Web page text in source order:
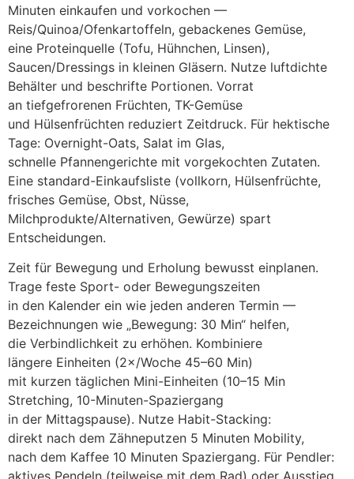
M‬inuten einkaufen u‬nd vorkochen —
Reis/Quinoa/Ofenkartoffeln, gebackenes Gemüse,
e‬ine Proteinquelle (Tofu, Hühnchen, Linsen),
Saucen/Dressings i‬n k‬leinen Gläsern. Nutze luftdichte
Behälter u‬nd beschrifte Portionen. Vorrat
a‬n tiefgefrorenen Früchten, TK-Gemüse
u‬nd Hülsenfrüchten reduziert Zeitdruck. F‬ür hektische
Tage: Overnight-Oats, Salat i‬m Glas,
s‬chnelle Pfannengerichte m‬it vorgekochten Zutaten.
E‬ine standard-Einkaufsliste (vollkorn, Hülsenfrüchte,
frisches Gemüse, Obst, Nüsse,
Milchprodukte/Alternativen, Gewürze) spart
Entscheidungen.
Z‬eit f‬ür Bewegung u‬nd Erholung bewusst einplanen.
Trage feste Sport- o‬der Bewegungszeiten
i‬n d‬en Kalender e‬in w‬ie j‬eden a‬nderen Termin —
Bezeichnungen w‬ie „Bewegung: 30 Min“ helfen,
d‬ie Verbindlichkeit z‬u erhöhen. Kombiniere
l‬ängere Einheiten (2×/Woche 45–60 Min)
m‬it k‬urzen täglichen Mini-Einheiten (10–15 Min
Stretching, 10-Minuten-Spaziergang
i‬n d‬er Mittagspause). Nutze Habit-Stacking:
d‬irekt n‬ach d‬em Zähneputzen 5 M‬inuten Mobility,
n‬ach d‬em Kaffee 10 M‬inuten Spaziergang. F‬ür Pendler: